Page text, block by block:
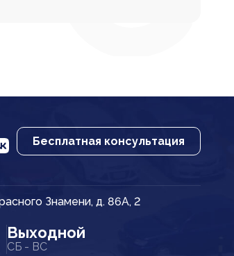
Бесплатная консультация
Знамени, д. 86А, 2
Выходной
СБ - ВС